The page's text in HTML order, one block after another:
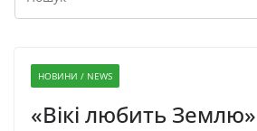
НОВИНИ / NEWS
«Вікі любить